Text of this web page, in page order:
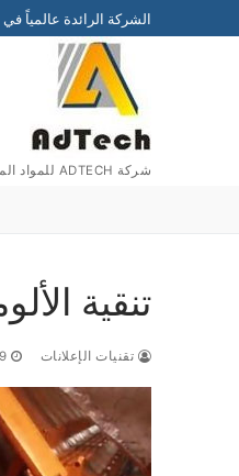
إلى
الشركة الرائدة عالمياً
شركة ADTECH للمواد المعدنية المحدودة
تنقية
تقنيات الإعلانات 9 يوليو 2020